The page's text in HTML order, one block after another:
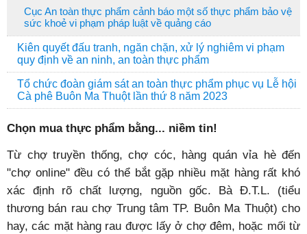
Cục An toàn thực phẩm cảnh báo một số thực phẩm bảo vệ
sức khoẻ vi phạm pháp luật về quảng cáo
Kiên quyết đấu tranh, ngăn chặn, xử lý nghiêm vi phạm
quy định về an ninh, an toàn thực phẩm
Tổ chức đoàn giám sát an toàn thực phẩm phục vụ Lễ hội
Cà phê Buôn Ma Thuột lần thứ 8 năm 2023
Chọn mua thực phẩm bằng... niềm tin!
Từ chợ truyền thống, chợ cóc, hàng quán vỉa hè đến
"chợ online" đều có thể bắt gặp nhiều mặt hàng rất khó
xác định rõ chất lượng, nguồn gốc. Bà Đ.T.L. (tiểu
thương bán rau chợ Trung tâm TP. Buôn Ma Thuột) cho
hay, các mặt hàng rau được lấy ở chợ đêm, hoặc mối từ